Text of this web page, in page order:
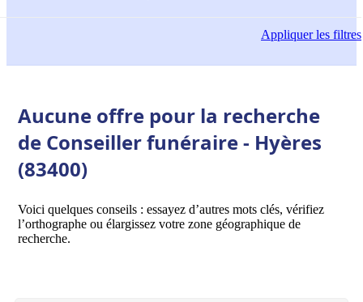
Appliquerles filtres
Aucune offre pour la recherche
de Conseiller funéraire - Hyères
(83400)
Voici quelques conseils : essayez d’autres mots clés, vérifiez
l’orthographe ou élargissez votre zone géographique de
recherche.